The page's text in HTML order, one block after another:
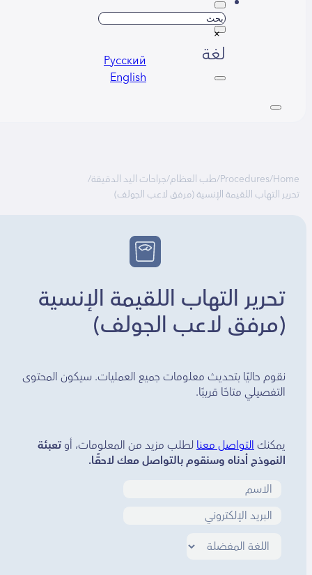
Русский
English
/
Procedures
/طب العظام/جراحات اليد الدقيقة/
التهاب اللقيمة الإنسية (مرفق لاعب الجولف)
تحرير التهاب اللقيمة الإنسية
(مرفق لاعب الجولف)
نقوم حاليًا بتحديث معلومات جميع العمليات. سيكون المحتوى
التفصيلي متاحًا قريبًا.
يمكنكالتواصل معنالطلب مزيد من المعلومات، أوتعبئة
النموذج أدناه وسنقوم بالتواصل معك لاحقًا.